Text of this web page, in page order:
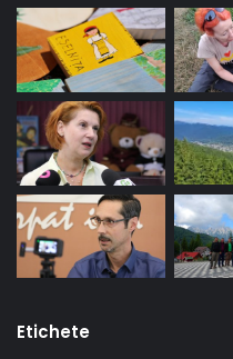
Etichete